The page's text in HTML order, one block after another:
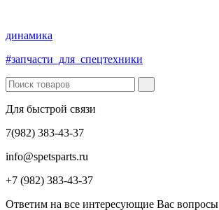
динамика
#запчасти_для_спецтехники
Для быстрой связи
7(982) 383-43-37
info@spetsparts.ru
+7 (982) 383-43-37
Ответим на все интересующие Вас вопросы